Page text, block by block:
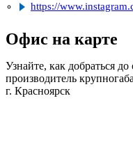
https://
Офис на карте
Узнайте, как добраться
производитель
г. Красноярск